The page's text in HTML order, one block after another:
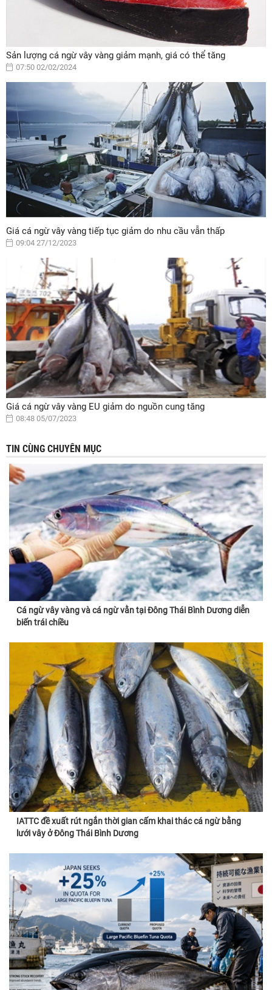
Sản lượng cá ngừ vây vàng giảm mạnh, giá có thể tăng
07:50 02/02/2024
Giá cá ngừ vây vàng tiếp tục giảm do nhu cầu vẫn thấp
09:04 27/12/2023
Giá cá ngừ vây vàng EU giảm do nguồn cung tăng
08:48 05/07/2023
TIN CÙNG CHUYÊN MỤC
Cá ngừ vây vàng và cá ngừ vằn tại Đông Thái Bình Dương diễn
biến trái chiều
IATTC đề xuất rút ngắn thời gian cấm khai thác cá ngừ bằng
lưới vây ở Đông Thái Bình Dương